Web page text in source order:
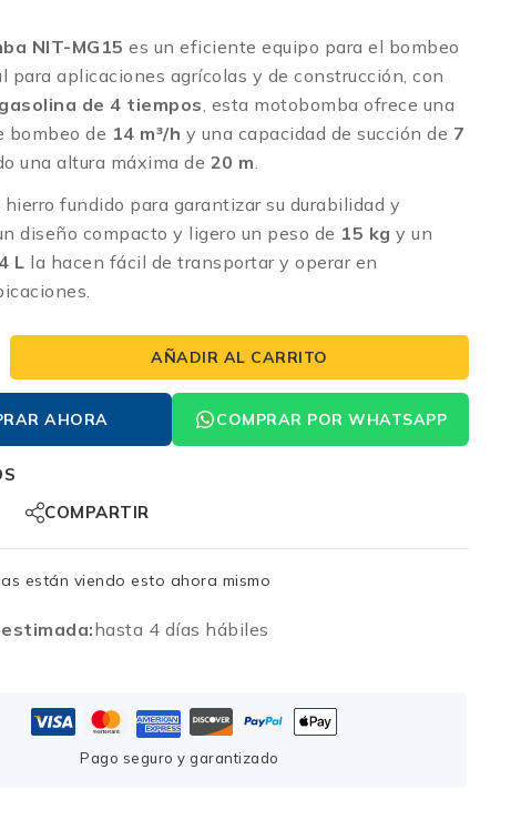
NIT-MG15 es un eficiente equipo para el bombeo
para aplicaciones agrícolas y de construcción, con
gasolina de 4 tiempos , esta motobomba ofrece una
bombeo de 14 m³/h y una capacidad de succión de 7
una altura máxima de 20 m
fundido para garantizar su durabilidad y
diseño compacto y ligero un peso de 15 kg y un
L la hacen fácil de transportar y operar en
AÑADIR AL CARRITO
AHORA COMPRAR POR WHATSAPP
COMPARTIR
están viendo esto ahora mismo
hasta 4 días hábiles
Pago seguro y garantizado